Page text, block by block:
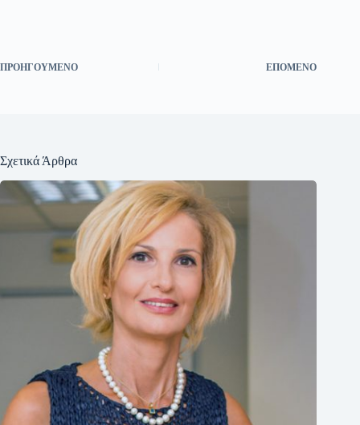
ΠΡΟΗΓΟΎΜΕΝΟ ΕΠΌΜΕΝΟ
Σχετικά Άρθρα